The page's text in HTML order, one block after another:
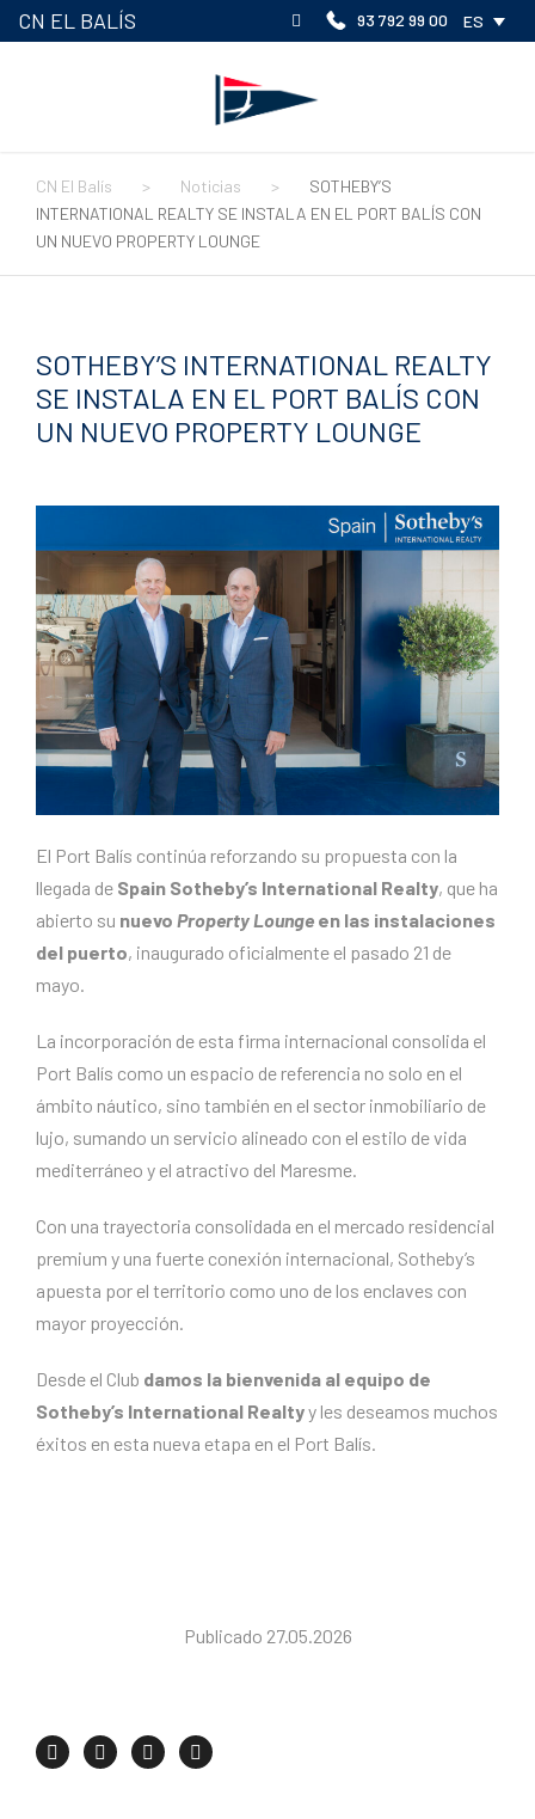
CN EL BALÍS 93 792 99 00 ES
CN El Balís > Noticias >
SOTHEBY’S
INTERNATIONAL REALTY SE INSTALA EN EL PORT BALÍS CON
UN NUEVO PROPERTY LOUNGE
SOTHEBY’S INTERNATIONAL REALTY
SE INSTALA EN EL PORT BALÍS CON
UN NUEVO PROPERTY LOUNGE
El Port Balís continúa reforzando su propuesta con la
llegada de Spain Sotheby’s International Realty, que ha
abierto su nuevo Property Lounge en las instalaciones
del puerto, inaugurado oficialmente el pasado 21 de
mayo.
La incorporación de esta firma internacional consolida el
Port Balís como un espacio de referencia no solo en el
ámbito náutico, sino también en el sector inmobiliario de
lujo, sumando un servicio alineado con el estilo de vida
mediterráneo y el atractivo del Maresme.
Con una trayectoria consolidada en el mercado residencial
premium y una fuerte conexión internacional, Sotheby’s
apuesta por el territorio como uno de los enclaves con
mayor proyección.
Desde el Club damos la bienvenida al equipo de
Sotheby’s International Realtyy les deseamos muchos
éxitos en esta nueva etapa en el Port Balís.
Publicado 27.05.2026